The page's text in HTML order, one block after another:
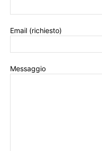
Email (richiesto)
Messaggio